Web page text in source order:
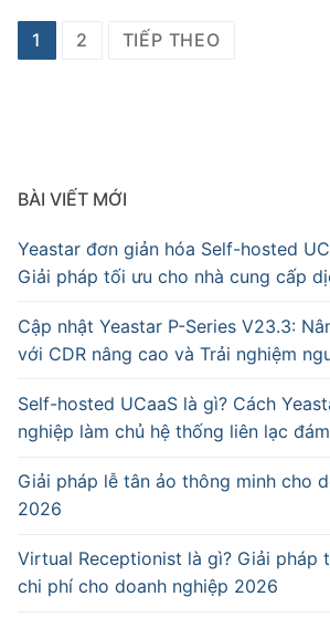
1 2 TIẾP THEO
BÀI VIẾT MỚI
Yeastar đơn giản hóa Self-hosted
Giải pháp tối ưu cho nhà cung cấp
Cập nhật Yeastar P-Series V23.3:
với CDR nâng cao và Trải nghiệm
Self-hosted UCaaS là gì? Cách
nghiệp làm chủ hệ thống liên lạc
Giải pháp lễ tân ảo thông minh cho
2026
Virtual Receptionist là gì? Giải pháp
chi phí cho doanh nghiệp 2026